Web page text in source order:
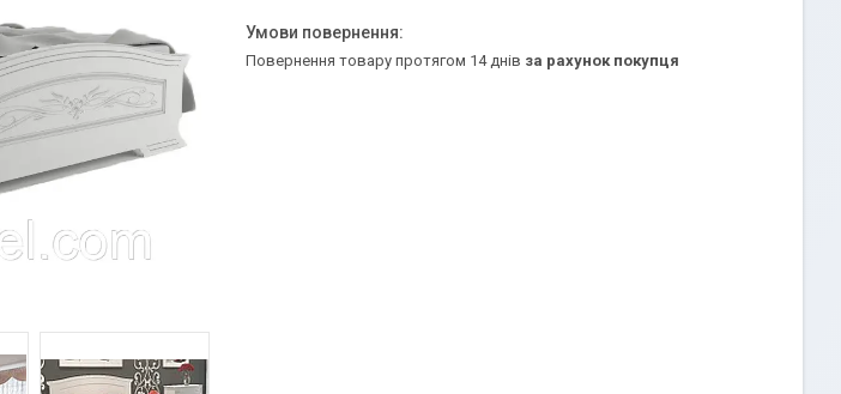
повернення товару протягом 14 днів за рахунок покупця